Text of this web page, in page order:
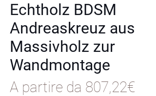
Echtholz BDSM
Andreaskreuz aus
Massivholz zur
Wandmontage
A partire da 807,22€